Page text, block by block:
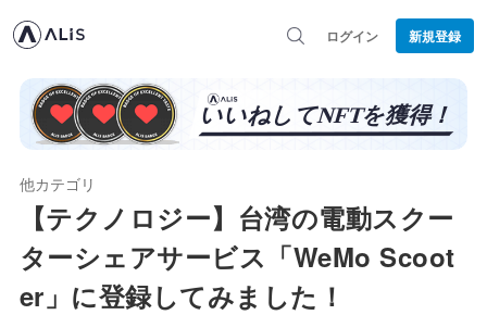
ログイン 新規登録
他カテゴリ
【テクノロジー】台湾の電動スクー
ターシェアサービス「WeMo Scoot
er」に登録してみました！